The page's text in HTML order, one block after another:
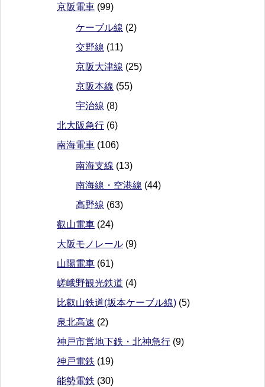
京阪電車 (99)
ケーブル線 (2)
交野線 (11)
京阪大津線 (25)
京阪本線 (55)
宇治線 (8)
北大阪急行 (6)
南海電車 (106)
南海支線 (13)
南海線・空港線 (44)
高野線 (63)
叡山電車 (24)
大阪モノレール (9)
山陽電車 (61)
嵯峨野観光鉄道 (4)
比叡山鉄道(坂本ケーブル線) (5)
泉北高速 (2)
神戸市営地下鉄・北神急行 (9)
神戸電鉄 (19)
能勢電鉄 (30)